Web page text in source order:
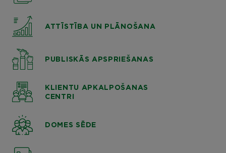
ATTĪSTĪBA UN PLĀNOŠANA
PUBLISKĀS APSPRIEŠANAS
KLIENTU APKALPOŠANAS
CENTRI
DOMES SĒDE